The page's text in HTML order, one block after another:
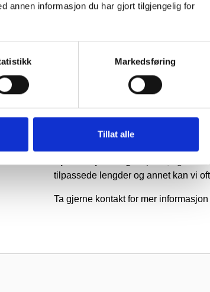
annen informasjon du har gjort tilgjengelig for
Markedsføring
Tillat alle
53,00 kr / løpemeter
Priser inkl.mva. og veiledende, spør
Produktet kan lages i mange
men vi har ikke mulighet til å
gjerne tilbud på dine ønsker.
av profil,
tilpassede lengder og annet kan vi
Ta gjerne kontakt for mer